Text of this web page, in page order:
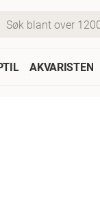
AKVARISTEN